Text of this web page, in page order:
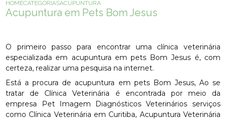
HOMECATEGORIASACUPUNTURA EM PETS BOM JESUS
Acupuntura em Pets Bom Jesus
O primeiro passo para encontrar uma clínica veterinária
especializada em acupuntura em pets Bom Jesus é, com
certeza, realizar uma pesquisa na internet.
Está a procura de acupuntura em pets Bom Jesus, Ao se
tratar de Clínica Veterinária é encontrada por meio da
empresa Pet Imagem Diagnósticos Veterinários serviços
como Clínica Veterinária em Curitiba, Acupuntura Veterinária